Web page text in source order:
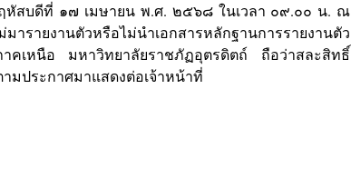
สบดีที่ ๑๗ เมษายน พ.ศ. ๒๕๖๘ ในเวลา ๐๙.๐๐ น. ณ
ายงานตัวหรือไม่นำเอกสารหลักฐานการรายงานตัว
าคเหนือ มหาวิทยาลัยราชภัฏอุตรดิตถ์ ถือว่าสละสิทธิ์
มประกาศมาแสดงต่อเจ้าหน้าที่